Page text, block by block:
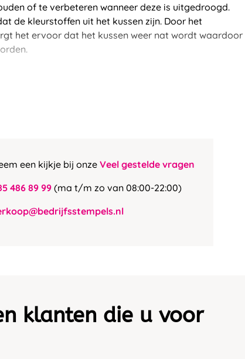
of te verbeteren wanneer deze is uitgedroogd.
de kleurstoffen uit het kussen zijn. Door het
het ervoor dat het kussen weer nat wordt waardoor
een kijkje bij onze Veel gestelde vragen
486 89 99(ma t/m zo van 08:00-22:00)
klanten die u voor